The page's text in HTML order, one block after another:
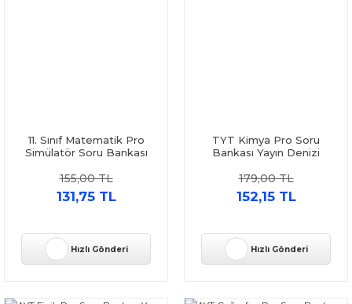
11. Sınıf Matematik Pro
Simülatör Soru Bankası
155,00 TL
131,75 TL
Hızlı Gönderi
TYT Kimya Pro Soru
Bankası Yayın Denizi
179,00 TL
152,15 TL
Hızlı Gönderi